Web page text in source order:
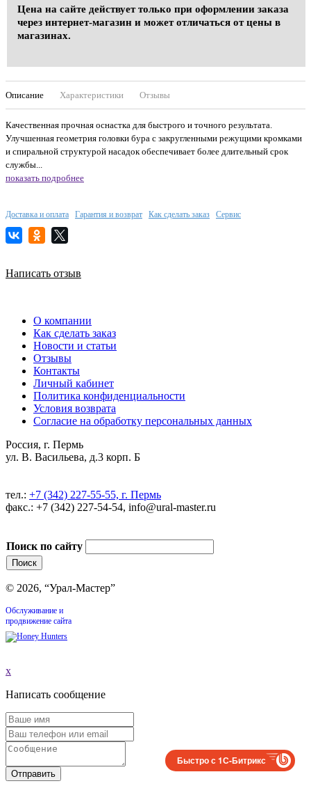
Цена на сайте действует только при оформлении заказа
через интернет-магазин и может отличаться от цены в
магазинах.
Описание Характеристики Отзывы
Качественная прочная оснастка для быстрого и точного результата.
Улучшенная геометрия головки бура с закругленными режущими кромками
и спиральной структурой насадок обеспечивает более длительный срок
службы...
показать подробнее
Доставка и оплата Гарантия и возврат Как сделать заказ Сервис
Написать отзыв
О компании
Как сделать заказ
Новости и статьи
Отзывы
Контакты
Личный кабинет
Политика конфиденциальности
Условия возврата
Согласие на обработку персональных данных
Россия, г. Пермь
ул. В. Васильева, д.3 корп. Б
тел.: +7 (342) 227-55-55, г. Пермь
факс.: +7 (342) 227-54-54, info@ural-master.ru
Поиск по сайту
© 2026, “Урал-Мастер”
Обслуживание и
продвижение сайта
x
Написать сообщение
Отправить
Быстро с 1С-Битрикс